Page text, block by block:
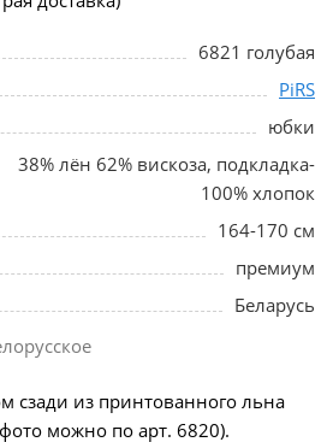
6821 голубая
PiRS
юбки
38% лён 62% вискоза, подкладка-
100% хлопок
164-170 см
премиум
Беларусь
сзади из принтованного льна
можно по арт. 6820).